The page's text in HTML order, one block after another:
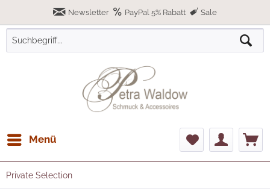
Newsletter PayPal 5% Rabatt Sale
Menü
Private Selection